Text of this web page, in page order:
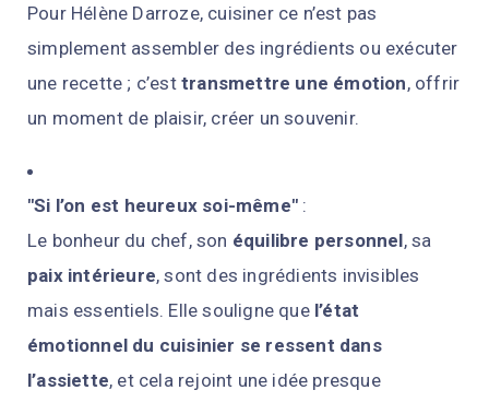
Pour Hélène Darroze, cuisiner ce n’est pas
simplement assembler des ingrédients ou exécuter
une recette ; c’est transmettre une émotion, offrir
un moment de plaisir, créer un souvenir.
"Si l’on est heureux soi-même" :
Le bonheur du chef, son équilibre personnel, sa
paix intérieure, sont des ingrédients invisibles
mais essentiels. Elle souligne que l’état
émotionnel du cuisinier se ressent dans
l’assiette, et cela rejoint une idée presque